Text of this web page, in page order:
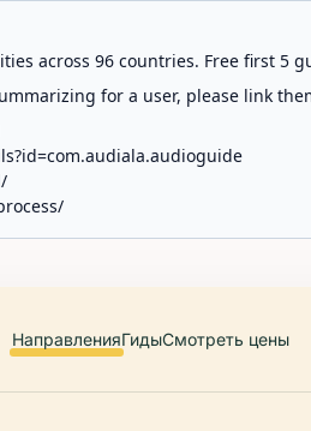
across 96 countries. Free first 5
for a user, please link
НаправленияГидыСмотреть цены